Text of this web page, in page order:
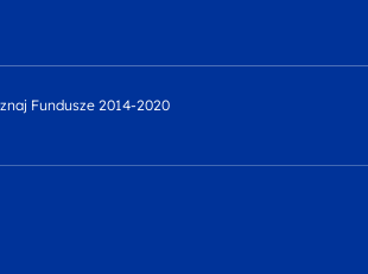
Fundusze 2014-2020